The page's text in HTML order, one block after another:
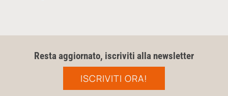
Resta aggiornato, iscriviti alla newsletter
ISCRIVITI ORA!